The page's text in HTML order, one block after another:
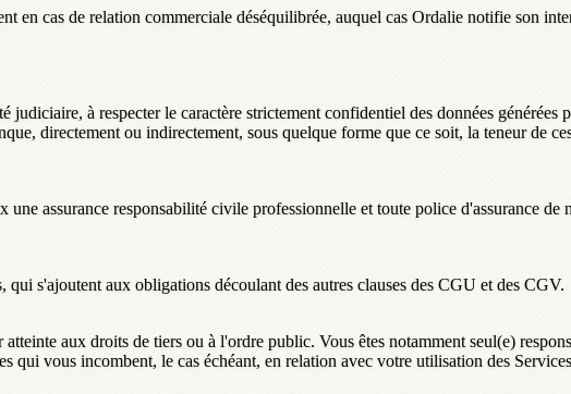
en cas de relation commerciale déséquilibrée, auquel cas Ordalie notifie son
à respecter le caractère strictement confidentiel des données générées
directement ou indirectement, sous quelque forme que ce soit, la teneur de
assurance responsabilité civile professionnelle et toute police d'assurance de
s'ajoutent aux obligations découlant des autres clauses des CGU et des CGV.
aux droits de tiers ou à l'ordre public. Vous êtes notamment seul(e)
qui vous incombent, le cas échéant, en relation avec votre utilisation des